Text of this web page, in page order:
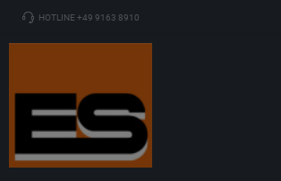
HOTLINE +49 9163 8910